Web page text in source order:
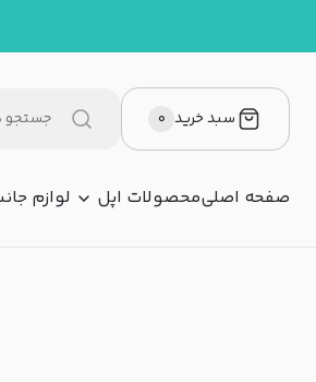
سبد خرید ۰
صفحه اصلیمحصولات اپل لوازم